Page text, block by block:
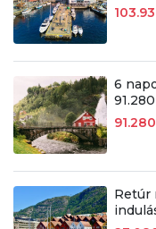
6
Retúr